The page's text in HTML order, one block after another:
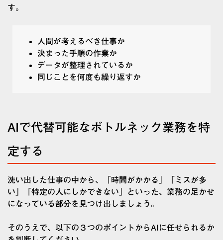
す。
人間が考えるべき仕事か
決まった手順の作業か
データが整理されているか
同じことを何度も繰り返すか
AIで代替可能なボトルネック業務を特
定する
洗い出した仕事の中から、「時間がかかる」「ミスが多
い」「特定の人にしかできない」といった、業務の足かせ
になっている部分を見つけ出しましょう。
そのうえで、以下の３つのポイントからAIに任せられるか